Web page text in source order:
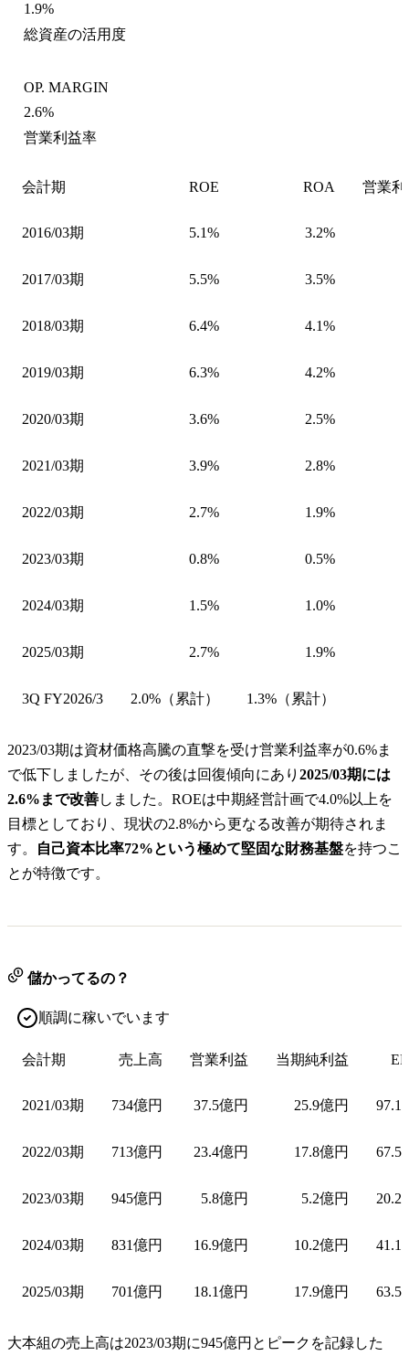
1.9%
総資産の活用度
OP. MARGIN
2.6%
営業利益率
会計期 ROE ROA 営業
2016/03期 5.1% 3.2%
2017/03期 5.5% 3.5%
2018/03期 6.4% 4.1%
2019/03期 6.3% 4.2%
2020/03期 3.6% 2.5%
2021/03期 3.9% 2.8%
2022/03期 2.7% 1.9%
2023/03期 0.8% 0.5%
2024/03期 1.5% 1.0%
2025/03期 2.7% 1.9%
3Q FY2026/3 2.0%（累計） 1.3%（累計）
2023/03期は資材価格高騰の直撃を受け営業利益率が0.6%ま
で低下しましたが、その後は回復傾向にあり 2025/03期には
2.6%まで改善しました。ROEは中期経営計画で4.0%以上を
目標としており、現状の2.8%から更なる改善が期待されま
す。
自己資本比率72%という極めて堅固な財務基盤を持つこ
とが特徴です。
儲かってるの？
順調に稼いでいます
会計期 売上高 営業利益 当期純利益
2021/03期 734億円 37.5億円 25.9億円 97.1
2022/03期 713億円 23.4億円 17.8億円 67.5
2023/03期 945億円 5.8億円 5.2億円 20.2
2024/03期 831億円 16.9億円 10.2億円 41.1
2025/03期 701億円 18.1億円 17.9億円 63.5
大本組の売上高は2023/03期に945億円とピークを記録した